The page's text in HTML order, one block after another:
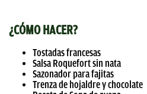
¿CÓMO HACER?
Tostadas francesas
Salsa Roquefort sin nata
Sazonador para fajitas
Trenza de hojaldre y chocolate